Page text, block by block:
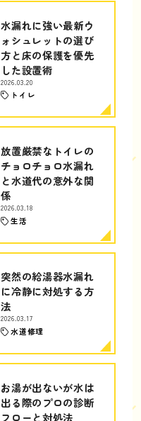
水漏れに強い最新ウ
ォシュレットの選び
方と床の保護を優先
した設置術
2026.03.20
トイレ
放置厳禁なトイレの
チョロチョロ水漏れ
と水道代の意外な関
係
2026.03.18
生活
突然の給湯器水漏れ
に冷静に対処する方
法
2026.03.17
水道修理
お湯が出ないが水は
出る際のプロの診断
フローと対処法